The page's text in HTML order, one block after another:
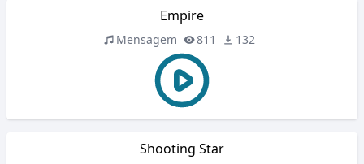
Empire
Mensagem 811 132
Shooting Star